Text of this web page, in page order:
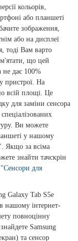
кольорів,
або планшеті
зображення,
або на дисплеї
тоді Вам варто
що цей
не дає 100%
пристрої. На
всій площі. Це
для заміни сенсора
Ви можете
у нашому
Якщо за всіма
знайти тачскрін
Сенсори для
Galaxy Tab S5e
нашому інтернет-
повноцінну
Samsung
та сенсор